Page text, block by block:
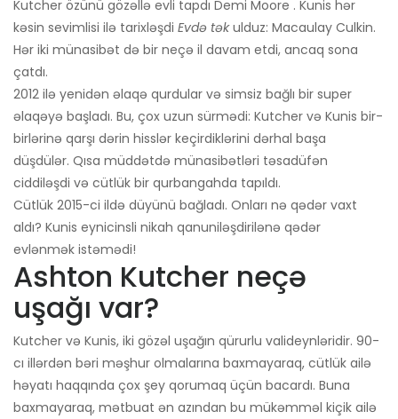
Kutcher özünü gözəllə evli tapdı Demi Moore . Kunis hər
kəsin sevimlisi ilə tarixləşdi Evdə təkulduz: Macaulay Culkin.
Hər iki münasibət də bir neçə il davam etdi, ancaq sona
çatdı.
2012 ilə yenidən əlaqə qurdular və simsiz bağlı bir super
əlaqəyə başladı. Bu, çox uzun sürmədi: Kutcher və Kunis bir-
birlərinə qarşı dərin hisslər keçirdiklərini dərhal başa
düşdülər. Qısa müddətdə münasibətləri təsadüfən
ciddiləşdi və cütlük bir qurbangahda tapıldı.
Cütlük 2015-ci ildə düyünü bağladı. Onları nə qədər vaxt
aldı? Kunis eynicinsli nikah qanuniləşdirilənə qədər
evlənmək istəmədi!
Ashton Kutcher neçə
uşağı var?
Kutcher və Kunis, iki gözəl uşağın qürurlu valideynləridir. 90-
cı illərdən bəri məşhur olmalarına baxmayaraq, cütlük ailə
həyatı haqqında çox şey qorumaq üçün bacardı. Buna
baxmayaraq, mətbuat ən azından bu mükəmməl kiçik ailə